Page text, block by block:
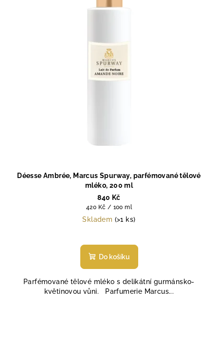
Déesse Ambrée, Marcus Spurway, parfémované tělové
mléko, 200 ml
840 Kč
Měrná
cena:
420 Kč / 100 ml
Skladem (>1 ks)
Do košíku
Parfémované tělové mléko s delikátní gurmánsko-
květinovou vůni. Parfumerie Marcus...